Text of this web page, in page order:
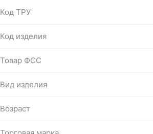
Код ТРУ
Код изделия
Товар ФСС
Вид изделия
Возраст